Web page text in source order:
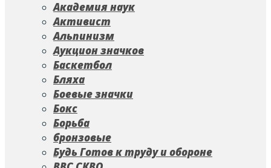
Академия наук
Активист
Альпинизм
Аукцион значков
Баскетбол
Бляха
Боевые значки
Бокс
Борьба
бронзовые
Будь Готов к труду и обороне